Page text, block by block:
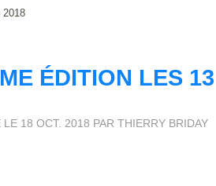
2018
ÉDITION LES
LE 18 OCT. 2018 PAR THIERRY BRIDAY